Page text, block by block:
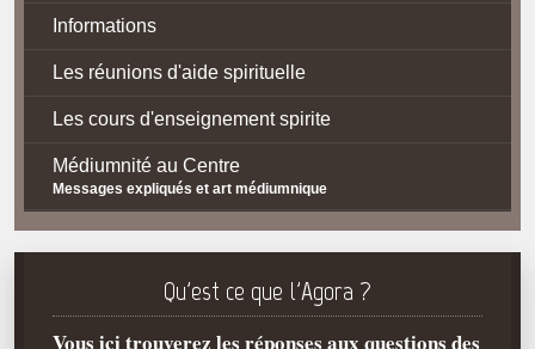
Informations
Les réunions d'aide spirituelle
Les cours d'enseignement spirite
Médiumnité au Centre
Messages expliqués et art médiumnique
Contact / Accès
Plan d'accès
Spiritisme
Qu'est ce que l'Agora ?
Vous ici trouverez les réponses aux questions des